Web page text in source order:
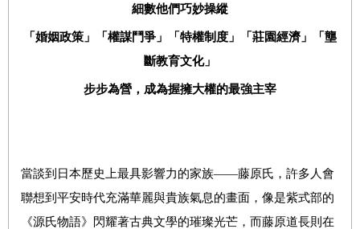
細數他們巧妙操縱
「婚姻政策」「權謀鬥爭」「特權制度」「莊園經濟」「壟
斷教育文化」
步步為營，成為握擁大權的最強主宰
當談到日本歷史上最具影響力的家族——藤原氏，許多人會
聯想到平安時代充滿華麗與貴族氣息的畫面，像是紫式部的
《源氏物語》閃耀著古典文學的璀璨光芒，而藤原道長則在